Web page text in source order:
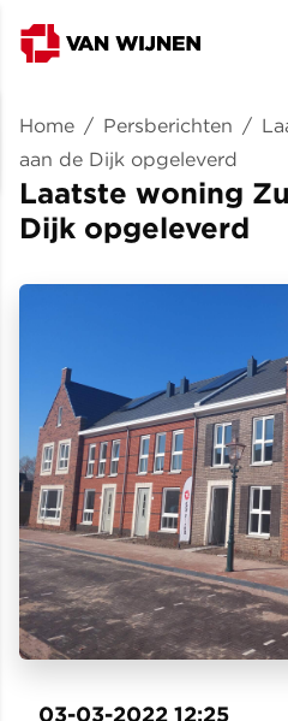
Home / Persberichten /
aan de Dijk opgeleverd
Laatste woning
Dijk opgeleverd
03-03-2022 12:25